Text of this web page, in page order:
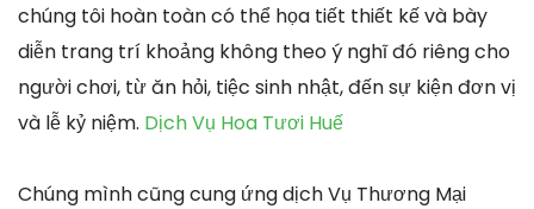
chúng tôi hoàn toàn có thể họa tiết thiết kế và bày
diễn trang trí khoảng không theo ý nghĩ đó riêng cho
người chơi, từ ăn hỏi, tiệc sinh nhật, đến sự kiện đơn vị
và lễ kỷ niệm. Dịch Vụ Hoa Tươi Huế
Chúng mình cũng cung ứng dịch Vụ Thương Mại